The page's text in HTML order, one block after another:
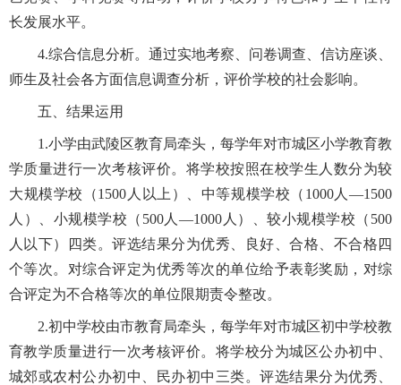
长发展水平。
4.综合信息分析。通过实地考察、问卷调查、信访座谈、
师生及社会各方面信息调查分析，评价学校的社会影响。
五、结果运用
1.小学由武陵区教育局牵头，每学年对市城区小学教育教
学质量进行一次考核评价。将学校按照在校学生人数分为较
大规模学校（1500人以上）、中等规模学校（1000人—1500
人）、小规模学校（500人—1000人）、较小规模学校（500
人以下）四类。评选结果分为优秀、良好、合格、不合格四
个等次。对综合评定为优秀等次的单位给予表彰奖励，对综
合评定为不合格等次的单位限期责令整改。
2.初中学校由市教育局牵头，每学年对市城区初中学校教
育教学质量进行一次考核评价。将学校分为城区公办初中、
城郊或农村公办初中、民办初中三类。评选结果分为优秀、